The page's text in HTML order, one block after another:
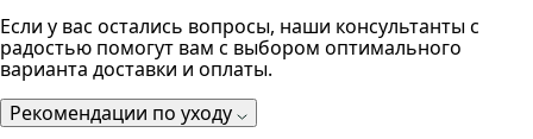
Если у вас остались вопросы, наши консультанты с
радостью помогут вам с выбором оптимального
варианта доставки и оплаты.
Рекомендации по уходу